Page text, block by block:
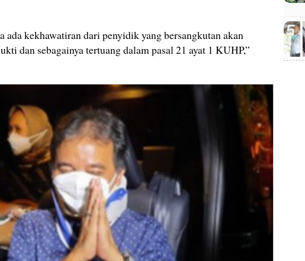
ada kekhawatiran dari penyidik yang bersangkutan akan
dan sebagainya tertuang dalam pasal 21 ayat 1 KUHP,”